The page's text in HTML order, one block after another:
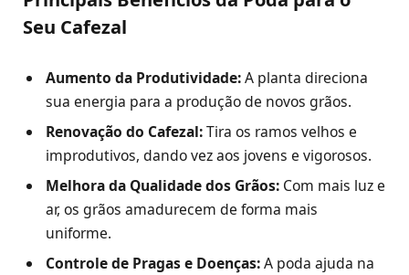
Seu Cafezal
Aumento da Produtividade:A planta direciona
sua energia para a produção de novos grãos.
Renovação do Cafezal:Tira os ramos velhos e
improdutivos, dando vez aos jovens e vigorosos.
Melhora da Qualidade dos Grãos: Com mais luz e
ar, os grãos amadurecem de forma mais
uniforme.
Controle de Pragas e Doenças:A poda ajuda na